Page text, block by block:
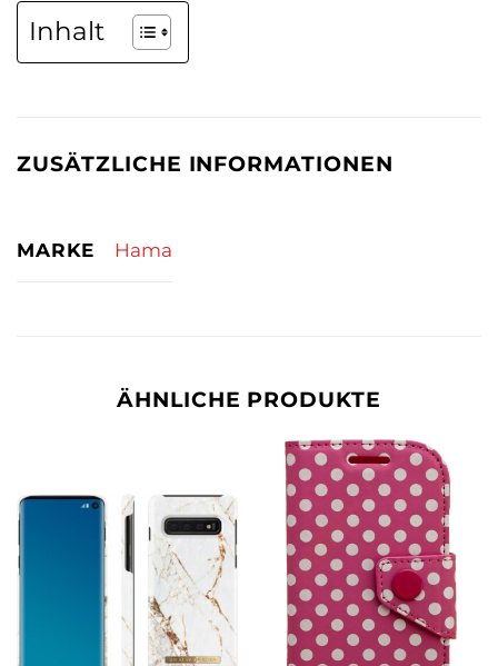
Inhalt
ZUSÄTZLICHE INFORMATIONEN
MARKE Hama
ÄHNLICHE PRODUKTE